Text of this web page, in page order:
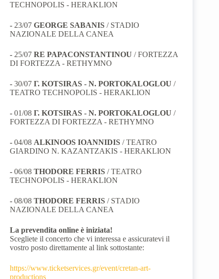
TECHNOPOLIS - HERAKLION
- 23/07 GEORGE SABANIS / STADIO
NAZIONALE DELLA CANEA
- 25/07 RE PAPACONSTANTINOU / FORTEZZA
DI FORTEZZA - RETHYMNO
- 30/07 Γ. KOTSIRAS - N. PORTOKALOGLOU /
TEATRO TECHNOPOLIS - HERAKLION
- 01/08 Γ. KOTSIRAS - N. PORTOKALOGLOU /
FORTEZZA DI FORTEZZA - RETHYMNO
- 04/08 ALKINOOS IOANNIDIS / TEATRO
GIARDINO N. KAZANTZAKIS - HERAKLION
- 06/08 THODORE FERRIS / TEATRO
TECHNOPOLIS - HERAKLION
- 08/08 THODORE FERRIS / STADIO
NAZIONALE DELLA CANEA
La prevendita online è iniziata!
Scegliete il concerto che vi interessa e assicuratevi il
vostro posto direttamente al link sottostante:
https://www.ticketservices.gr/event/cretan-art-
productions